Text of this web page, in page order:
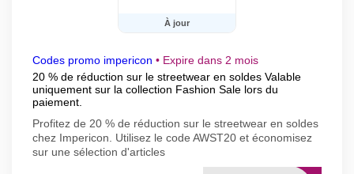
À jour
Codes promo impericon • Expire dans 2 mois
20 % de réduction sur le streetwear en soldes Valable
uniquement sur la collection Fashion Sale lors du
paiement.
Profitez de 20 % de réduction sur le streetwear en soldes
chez Impericon. Utilisez le code AWST20 et économisez
sur une sélection d'articles